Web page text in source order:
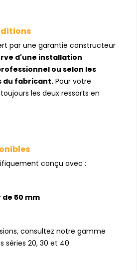
par une garantie constructeur
d'une installation
ou selon les
du fabricant. Pour votre
les deux ressorts en
conçu avec :
50 mm
consultez notre gamme
séries 20, 30 et 40.